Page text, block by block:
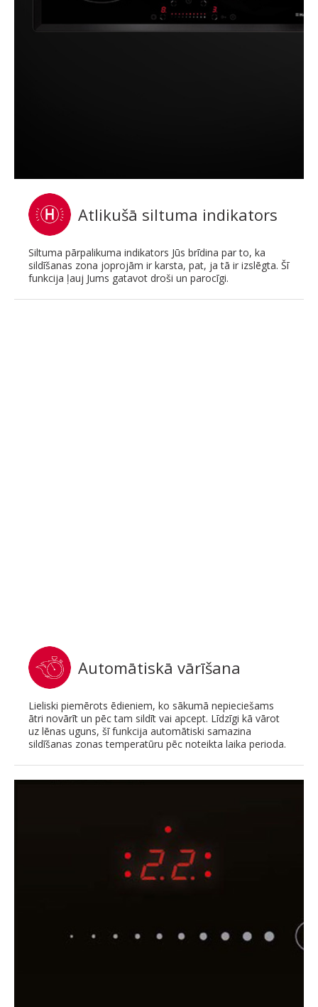
Atlikušā siltuma indikators
Siltuma pārpalikuma indikators Jūs brīdina par to, ka
sildīšanas zona joprojām ir karsta, pat, ja tā ir izslēgta. Šī
funkcija ļauj Jums gatavot droši un parocīgi.
Automātiskā vārīšana
Lieliski piemērots ēdieniem, ko sākumā nepieciešams
ātri novārīt un pēc tam sildīt vai apcept. Līdzīgi kā vārot
uz lēnas uguns, šī funkcija automātiski samazina
sildīšanas zonas temperatūru pēc noteikta laika perioda.